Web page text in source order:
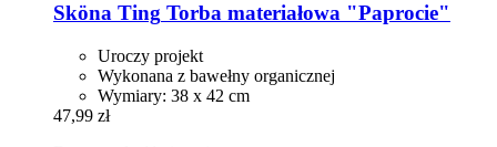
Sköna Ting Torba materiałowa "Paprocie"
Uroczy projekt
Wykonana z bawełny organicznej
Wymiary: 38 x 42 cm
47,99 zł